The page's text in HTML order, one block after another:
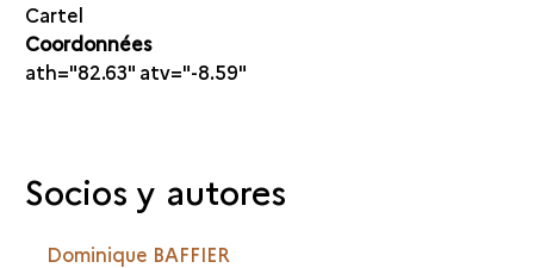
Cartel
Coordonnées
ath="82.63" atv="-8.59"
Socios y autores
Dominique BAFFIER